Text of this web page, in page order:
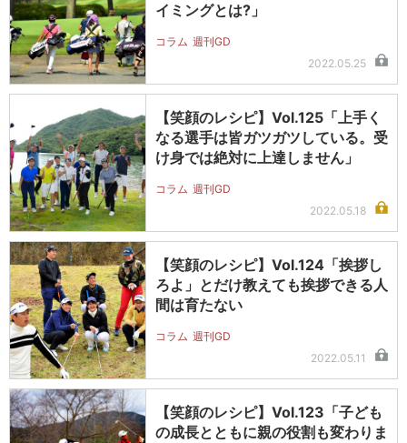
イミングとは?」
コラム 週刊GD
2022.05.25
【笑顔のレシピ】Vol.125「上手く
なる選手は皆ガツガツしている。受
け身では絶対に上達しません」
コラム 週刊GD
2022.05.18
【笑顔のレシピ】Vol.124「挨拶し
ろよ」とだけ教えても挨拶できる人
間は育たない
コラム 週刊GD
2022.05.11
【笑顔のレシピ】Vol.123「子ども
の成長とともに親の役割も変わりま